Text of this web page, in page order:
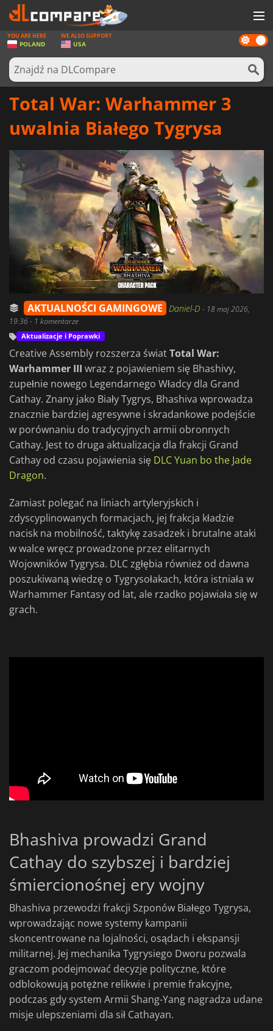
GRY
KARTY DO GIER
OPROGRAMOWANIE
AKTUALNOŚCI
ZALOGUJ SIĘ LUB ZAREJESTRUJ
Dark
mode
YOU ARE HERE
POLAND
WE ALSO SUPPORT
USA
Total War: Warhammer 3
uwalnia Białego Tygrysa
AKTUALNOŚCI GAMINGOWE Daniel-D - 18 maj 2026,
19:36- 1 komentarze
Aktualizacje i Poprawki
Creative Assembly rozszerza światTotal War:
Warhammer III wraz z pojawieniem się Bhashivy,
zupełnie nowego Legendarnego Władcy dla Grand
Cathay. Znany jako Biały Tygrys, Bhashiva wprowadza
znacznie bardziej agresywne i skradankowe podejście
w porównaniu do tradycyjnych armii obronnych
Cathay. Jest to druga aktualizacja dla frakcji Grand
Cathay od czasu pojawienia się DLC Yuan bo the Jade
Dragon.
Zamiast polegać na liniach artyleryjskich i
zdyscyplinowanych formacjach, jej frakcja kładzie
nacisk na mobilność, taktykę zasadzek i brutalne ataki
w walce wręcz prowadzone przez elitarnych
Wojowników Tygrysa. DLC zgłębia również od dawna
poszukiwaną wiedzę o Tygrysołakach, która istniała w
Warhammer Fantasy od lat, ale rzadko pojawiała się w
grach.
Bhashiva prowadzi Grand
Cathay do szybszej i bardziej
śmiercionośnej ery wojny
Bhashiva przewodzi frakcji Szponów Białego Tygrysa,
wprowadzając nowe systemy kampanii
skoncentrowane na lojalności, osądach i ekspansji
militarnej. Jej mechanika Tygrysiego Dworu pozwala
graczom podejmować decyzje polityczne, które
odblokowują potężne relikwie i premie frakcyjne,
podczas gdy system Armii Shang-Yang nagradza udane
misje ulepszeniami dla sił Cathayan.